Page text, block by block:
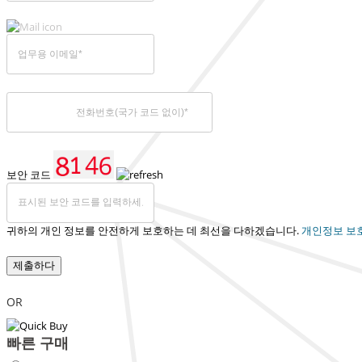
보안 코드
귀하의 개인 정보를 안전하게 보호하는 데 최선을 다하겠습니다. 개인정보 보
제출하다
OR
빠른 구매